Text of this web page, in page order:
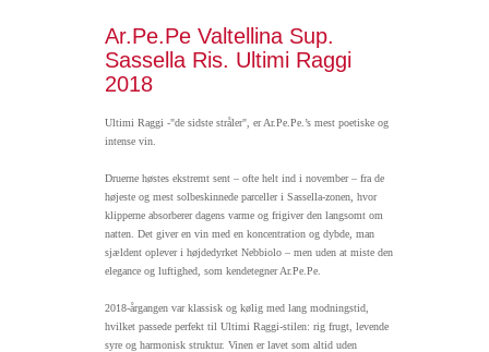
Ar.Pe.Pe Valtellina Sup.
Sassella Ris. Ultimi Raggi
2018
Ultimi Raggi -"de sidste stråler", er Ar.Pe.Pe.’s mest poetiske og
intense vin.
Druerne høstes ekstremt sent – ofte helt ind i november – fra de
højeste og mest solbeskinnede parceller i Sassella-zonen, hvor
klipperne absorberer dagens varme og frigiver den langsomt om
natten. Det giver en vin med en koncentration og dybde, man
sjældent oplever i højdedyrket Nebbiolo – men uden at miste den
elegance og luftighed, som kendetegner Ar.Pe.Pe.
2018-årgangen var klassisk og kølig med lang modningstid,
hvilket passede perfekt til Ultimi Raggi-stilen: rig frugt, levende
syre og harmonisk struktur. Vinen er lavet som altid uden